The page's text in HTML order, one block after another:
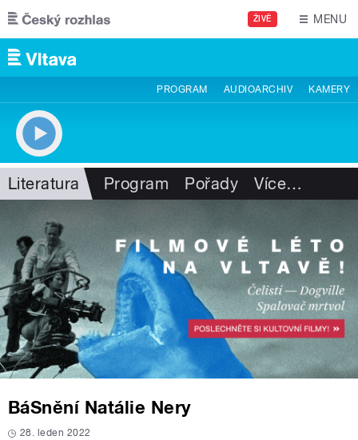
Přejít k hlavnímu obsahu
ŽIVĚ MENU
PROGRAM AUDIOARCHIV KAMERY
Literatura Program Pořady Více…
BáSnění Natálie Nery
28. leden 2022